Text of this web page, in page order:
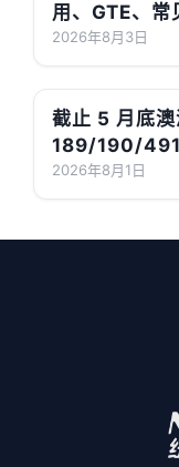
用、GTE、常
2026年8月3日
截止 5 月底澳
189/190/
2026年8月1日